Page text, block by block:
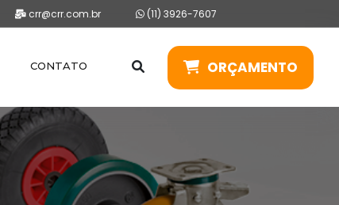
crr@crr.com.br (11) 3926-7607
CONTATO ORÇAMENTO